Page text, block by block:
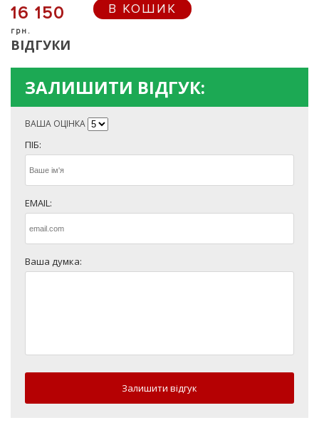
16 150
грн.
В КОШИК
ВІДГУКИ
ЗАЛИШИТИ ВІДГУК:
ВАША ОЦІНКА
ПІБ:
EMAIL:
Ваша думка:
Залишити відгук